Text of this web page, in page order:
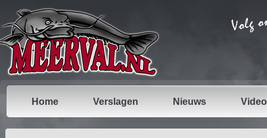
Home Verslagen Nieuws